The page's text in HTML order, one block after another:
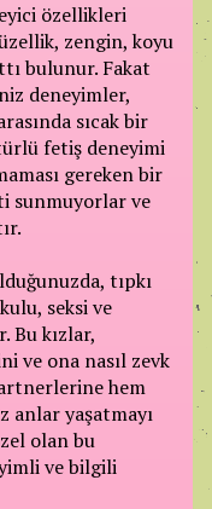
özellikleri
zengin, koyu
bulunur. Fakat
deneyimler,
sıcak bir
fetiş deneyimi
gereken bir
sunmuyorlar ve
tıpkı
seksi ve
Bu kızlar,
ve ona nasıl zevk
hem
anlar yaşatmayı
olan bu
ve bilgili